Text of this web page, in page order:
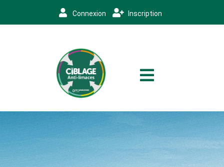
Connexion Inscription